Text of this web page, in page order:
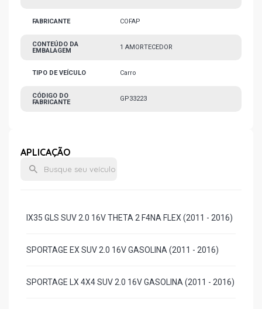
FABRICANTE COFAP
CONTEÚDO DA
EMBALAGEM
1 AMORTECEDOR
TIPO DE VEÍCULO Carro
CÓDIGO DO
FABRICANTE
GP33223
APLICAÇÃO
IX35 GLS SUV 2.0 16V THETA 2 F4NA FLEX (2011 - 2016)
SPORTAGE EX SUV 2.0 16V GASOLINA (2011 - 2016)
SPORTAGE LX 4X4 SUV 2.0 16V GASOLINA (2011 - 2016)